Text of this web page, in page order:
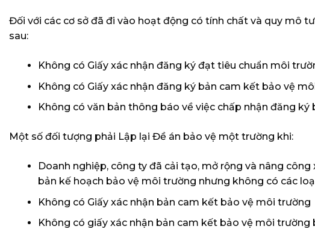
Đối với các cơ sở đã đi vào hoạt động có tính chất và quy mô
sau:
Không có Giấy xác nhận đăng ký đạt tiêu chuẩn môi
Không có Giấy xác nhận đăng ký bản cam kết bảo vệ
Không có văn bản thông báo về việc chấp nhận đăng
Một số đối tượng phải Lập lại Đề án bảo vệ một trường khi:
Doanh nghiệp, công ty đã cải tạo, mở rộng và nâng
bản kế hoạch bảo vệ môi trường nhưng không có các
Không có Giấy xác nhận bản cam kết bảo vệ môi trường
Không có giấy xác nhận bản cam kết bảo vệ môi trường